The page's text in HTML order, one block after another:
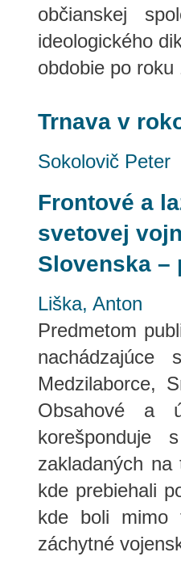
občianskej
ideologického
obdobie po
Trnava v
Sokolovič Peter
Frontové a
svetovej
Slovenska –
Liška, Anton
Predmetom
Medzilaborce,
Obsahové a
korešponduje
zakladaných
kde prebiehali
kde boli mimo
záchytné